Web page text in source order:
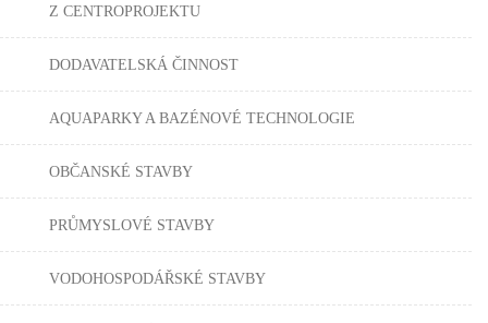
Z CENTROPROJEKTU
DODAVATELSKÁ ČINNOST
AQUAPARKY A BAZÉNOVÉ TECHNOLOGIE
OBČANSKÉ STAVBY
PRŮMYSLOVÉ STAVBY
VODOHOSPODÁŘSKÉ STAVBY